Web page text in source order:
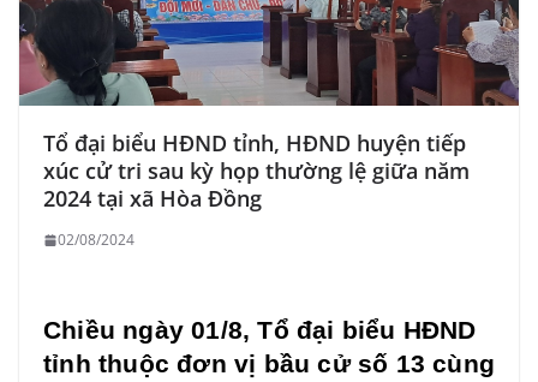
Tổ đại biểu HĐND tỉnh, HĐND huyện tiếp
xúc cử tri sau kỳ họp thường lệ giữa năm
2024 tại xã Hòa Đồng
02/08/2024
Chiều ngày 01/8, Tổ đại biểu HĐND
tỉnh thuộc đơn vị bầu cử số 13 cùng